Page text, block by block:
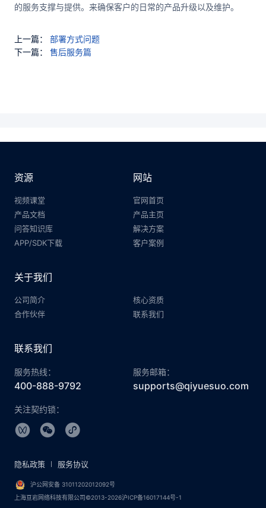
的服务支撑与提供。来确保客户的日常的产品升级以及维护。
上一篇： 部署方式问题
下一篇： 售后服务篇
资源
视频课堂
产品文档
问答知识库
APP/SDK下载
网站
官网首页
产品主页
解决方案
客户案例
关于我们
公司简介
核心资质
合作伙伴
联系我们
联系我们
服务热线：
400-888-9792
服务邮箱：
supports@qiyuesuo.com
关注契约锁：
沪公网安备 31011202012092号
上海亘岩网络科技有限公司©2013-2026沪ICP备16017144号-1
隐私政策 服务协议